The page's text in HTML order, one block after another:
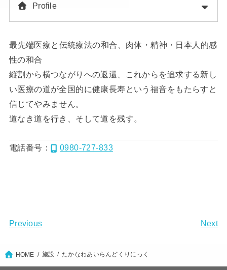
Profile
最先端医療と伝統療法の和合、肉体・精神・日本人的感
性の和合
縦割から横つながりへの返還、これからを追求する新し
い医療の道が全国的に健康長寿という福音をもたらすと
信じてやみません。
道なき道を行き、そして道を残す。
電話番号： 0980-727-833
Previous Next
HOME 施設 たかなわあいらんどくりにっく